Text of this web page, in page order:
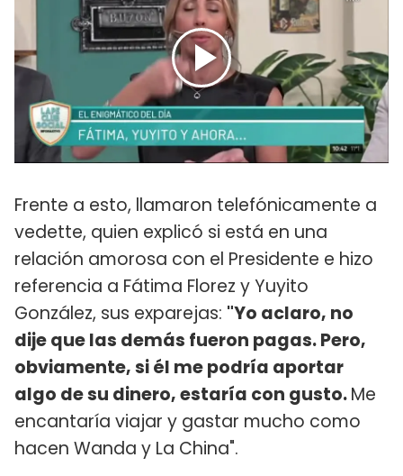
Frente a esto, llamaron telefónicamente a
vedette, quien explicó si está en una
relación amorosa con el Presidente e hizo
referencia a Fátima Florez y Yuyito
González, sus exparejas: "Yo aclaro, no
dije que las demás fueron pagas. Pero,
obviamente, si él me podría aportar
algo de su dinero, estaría con gusto.Me
encantaría viajar y gastar mucho como
hacen Wanda y La China".